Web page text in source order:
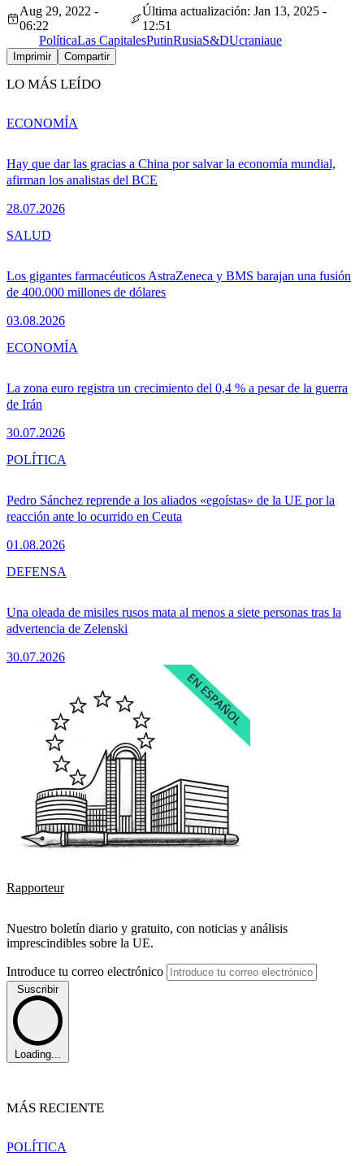
Aug 29, 2022 -
06:22
Última actualización: Jan 13, 2025 -
12:51
PolíticaLas CapitalesPutinRusiaS&DUcraniaue
Imprimir Compartir
LO MÁS LEÍDO
Hay que dar las gracias a China por salvar la economía mundial,
afirman los analistas del BCE
28.07.2026
ECONOMÍA
Los gigantes farmacéuticos AstraZeneca y BMS barajan una fusión
de 400.000 millones de dólares
03.08.2026
SALUD
La zona euro registra un crecimiento del 0,4 % a pesar de la guerra
de Irán
30.07.2026
ECONOMÍA
Pedro Sánchez reprende a los aliados «egoístas» de la UE por la
reacción ante lo ocurrido en Ceuta
01.08.2026
POLÍTICA
Una oleada de misiles rusos mata al menos a siete personas tras la
advertencia de Zelenski
30.07.2026
DEFENSA
Rapporteur
Nuestro boletín diario y gratuito, con noticias y análisis
imprescindibles sobre la UE.
Introduce tu correo electrónico
Suscribir
Loading...
MÁS RECIENTE
POLÍTICA